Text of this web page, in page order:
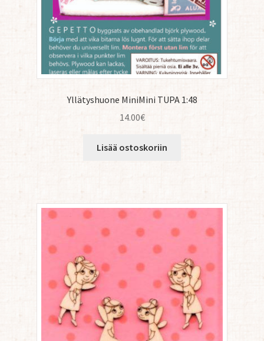
Yllätyshuone MiniMini TUPA 1:48
14.00€
Lisää ostoskoriin